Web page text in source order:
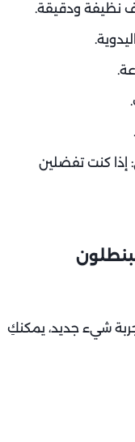
ودقيقة.
كنت تفضلين
شيء جديد، يمكنكِ